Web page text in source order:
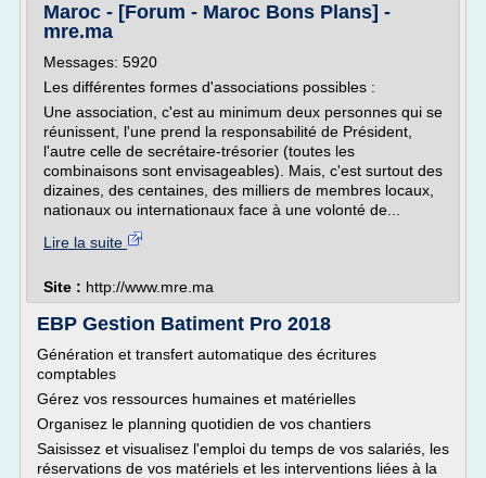
Maroc - [Forum - Maroc Bons Plans] -
mre.ma
Messages: 5920
Les différentes formes d'associations possibles :
Une association, c'est au minimum deux personnes qui se
réunissent, l'une prend la responsabilité de Président,
l'autre celle de secrétaire-trésorier (toutes les
combinaisons sont envisageables). Mais, c'est surtout des
dizaines, des centaines, des milliers de membres locaux,
nationaux ou internationaux face à une volonté de...
Lire la suite
Site : http://www.mre.ma
EBP Gestion Batiment Pro 2018
Génération et transfert automatique des écritures
comptables
Gérez vos ressources humaines et matérielles
Organisez le planning quotidien de vos chantiers
Saisissez et visualisez l'emploi du temps de vos salariés, les
réservations de vos matériels et les interventions liées à la